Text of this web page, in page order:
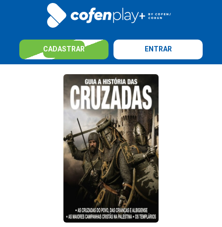
CADASTRAR ENTRAR